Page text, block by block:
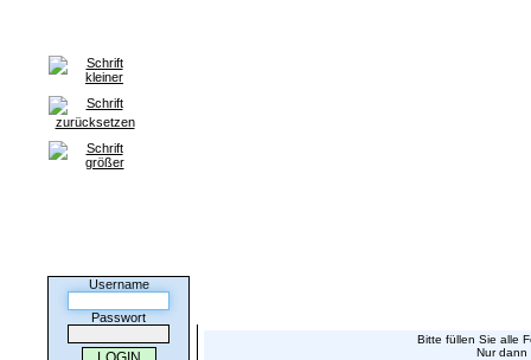
Username
Passwort
Bitte füllen Sie alle
Nur dann